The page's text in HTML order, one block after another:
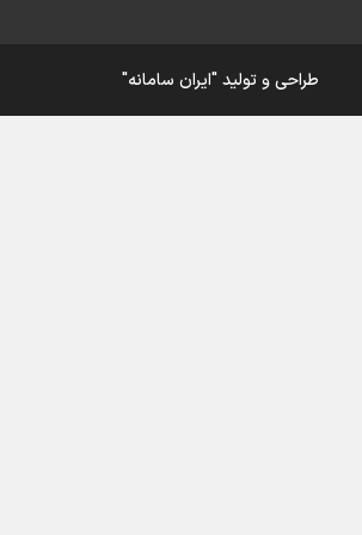
طراحی و تولید"ایران سامانه"